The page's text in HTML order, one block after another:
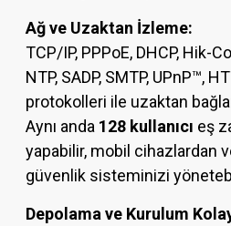
Ağ ve Uzaktan İzleme:
TCP/IP, PPPoE, DHCP, Hik-
NTP, SADP, SMTP, UPnP™,
protokolleri ile uzaktan
Aynı anda 128 kullanıcı eş
yapabilir, mobil cihazlardan
güvenlik sisteminizi
Depolama ve Kurulum